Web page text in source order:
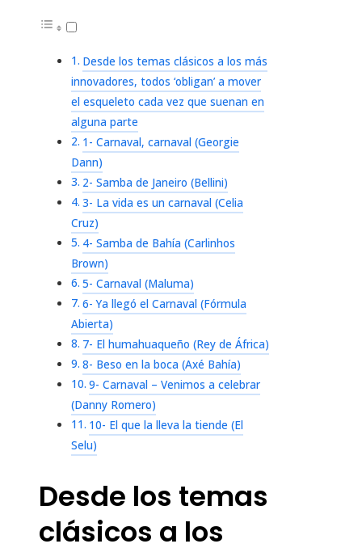
Desde los temas clásicos a los más
innovadores, todos ‘obligan’ a mover
el esqueleto cada vez que suenan en
alguna parte
1- Carnaval, carnaval (Georgie
Dann)
2- Samba de Janeiro (Bellini)
3- La vida es un carnaval (Celia
Cruz)
4- Samba de Bahía (Carlinhos
Brown)
5- Carnaval (Maluma)
6- Ya llegó el Carnaval (Fórmula
Abierta)
7- El humahuaqueño (Rey de África)
8- Beso en la boca (Axé Bahía)
9- Carnaval – Venimos a celebrar
(Danny Romero)
10- El que la lleva la tiende (El
Selu)
Desde los temas
clásicos a los